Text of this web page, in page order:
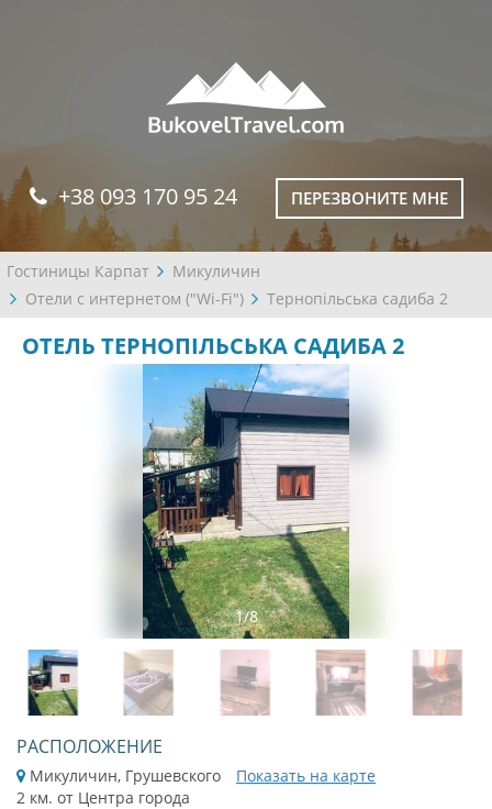
+38 093 170 95 24 ПЕРЕЗВОНИТЕ МНЕ
Гостиницы Карпат
Микуличин
Отели с интернетом ("Wi-Fi")
Тернопільська садиба 2
ОТЕЛЬ ТЕРНОПІЛЬСЬКА САДИБА 2
1/8
РАСПОЛОЖЕНИЕ
Микуличин, Грушевского
Показать на карте
2 км. от Центра города